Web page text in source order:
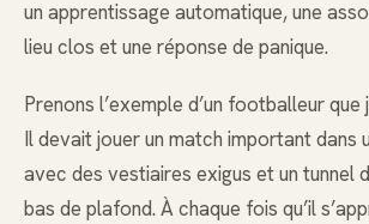
un apprentissage automatique, une
lieu clos et une réponse de panique.
Prenons l’exemple d’un footballeur que
Il devait jouer un match important dans
avec des vestiaires exigus et un tunnel
bas de plafond. À chaque fois qu’il